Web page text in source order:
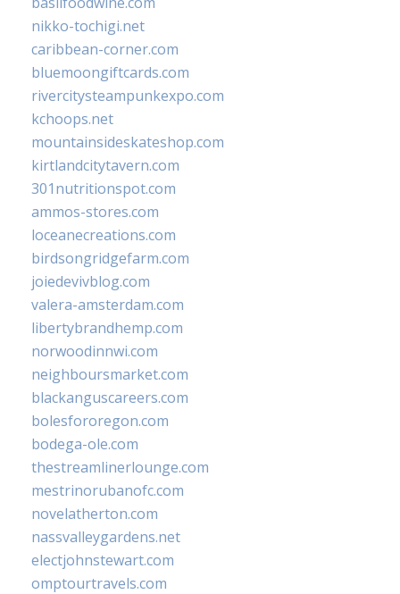
nikko-tochigi.net
caribbean-corner.com
bluemoongiftcards.com
rivercitysteampunkexpo.com
kchoops.net
mountainsideskateshop.com
kirtlandcitytavern.com
301nutritionspot.com
ammos-stores.com
loceanecreations.com
birdsongridgefarm.com
joiedevivblog.com
valera-amsterdam.com
libertybrandhemp.com
norwoodinnwi.com
neighboursmarket.com
blackanguscareers.com
bolesfororegon.com
bodega-ole.com
thestreamlinerlounge.com
mestrinorubanofc.com
novelatherton.com
nassvalleygardens.net
electjohnstewart.com
omptourtravels.com